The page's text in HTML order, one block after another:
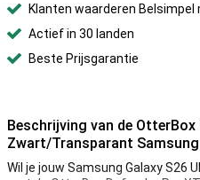
Klanten waarderen Belsimpel
Actief in 30 landen
Beste Prijsgarantie
Beschrijving van de
Zwart/Transparant
Wil je jouw Samsung Galaxy S26